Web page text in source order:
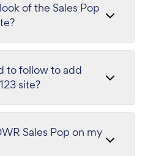
of the Sales Pop
to follow to add
site?
Sales Pop on my